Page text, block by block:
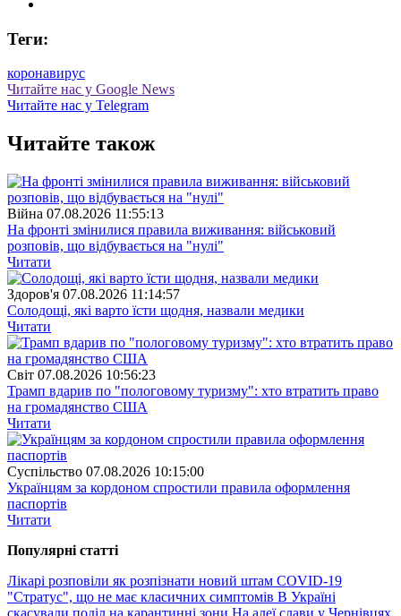
Теги:
коронавирус
Читайте нас у Google News
Читайте нас у Telegram
Читайте також
Війна 07.08.2026 11:55:13
На фронті змінилися правила виживання: військовий
розповів, що відбувається на "нулі"
Читати
Здоров'я 07.08.2026 11:14:57
Солодощі, які варто їсти щодня, назвали медики
Читати
Свiт 07.08.2026 10:56:23
Трамп вдарив по "пологовому туризму": хто втратить право
на громадянство США
Читати
Суспiльство 07.08.2026 10:15:00
Українцям за кордоном спростили правила оформлення
паспортів
Читати
Популярнi статтi
Лікарі розповіли як розпізнати новий штам COVID-19
"Стратус", що не має класичних симптомів В Україні
скасували поділ на карантинні зони На алеї слави у Чернівцях